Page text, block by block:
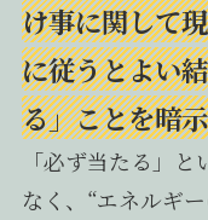
け事に関して
に従うとよい
る」ことを暗示
「必ず当たる」
なく、“エネルギ